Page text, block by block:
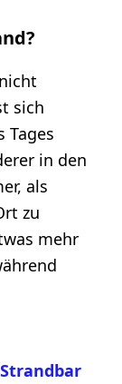
sich
Tages
in den
als
zu
mehr
Strandbar